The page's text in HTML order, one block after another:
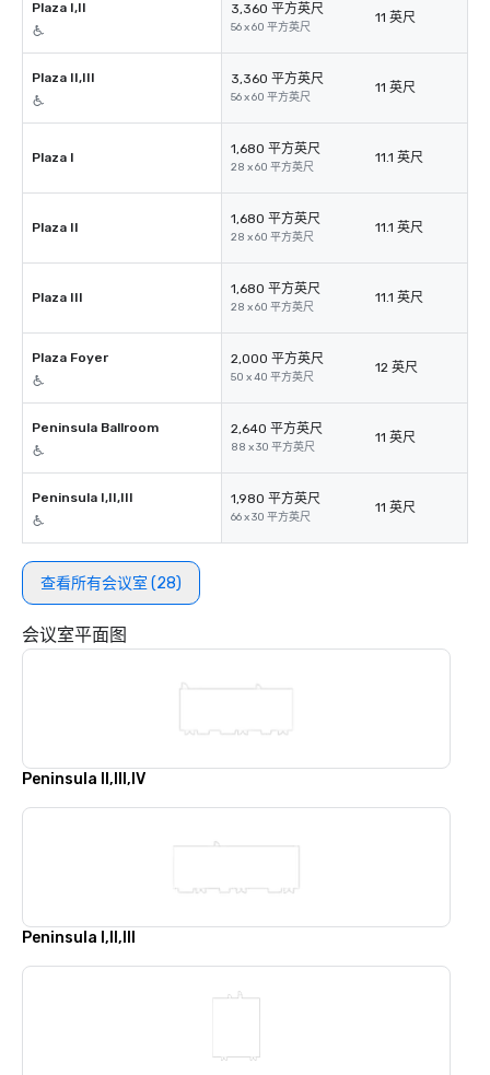
Plaza I,II 3,360 平方英尺
56 x 60 平方英尺
11 英尺
Plaza II,III 3,360 平方英尺
56 x 60 平方英尺
11 英尺
Plaza I
1,680 平方英尺
28 x 60 平方英尺
11.1 英尺
Plaza II
1,680 平方英尺
28 x 60 平方英尺
11.1 英尺
Plaza III
1,680 平方英尺
28 x 60 平方英尺
11.1 英尺
Plaza Foyer 2,000 平方英尺
50 x 40 平方英尺
12 英尺
Peninsula Ballroom 2,640 平方英尺
88 x 30 平方英尺
11 英尺
Peninsula I,II,III 1,980 平方英尺
66 x 30 平方英尺
11 英尺
查看所有会议室 (28)
会议室平面图
Peninsula II,III,IV
Peninsula I,II,III